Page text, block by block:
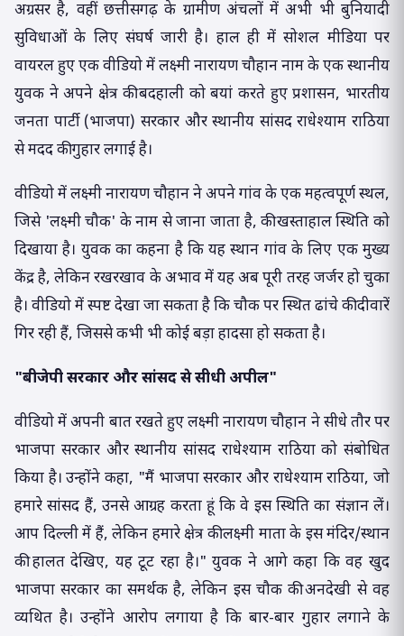
अग्रसर है, वहीं छत्तीसगढ़ के ग्रामीण अंचलों में अभी भी बुनियादी
सुविधाओं के लिए संघर्ष जारी है। हाल ही में सोशल मीडिया पर
वायरल हुए एक वीडियो में लक्ष्मी नारायण चौहान नाम के एक स्थानीय
युवक ने अपने क्षेत्र की बदहाली को बयां करते हुए प्रशासन, भारतीय
जनता पार्टी (भाजपा) सरकार और स्थानीय सांसद राधेश्याम राठिया
से मदद की गुहार लगाई है।
वीडियो में लक्ष्मी नारायण चौहान ने अपने गांव के एक महत्वपूर्ण स्थल,
जिसे 'लक्ष्मी चौक' के नाम से जाना जाता है, की खस्ताहाल स्थिति को
दिखाया है। युवक का कहना है कि यह स्थान गांव के लिए एक मुख्य
केंद्र है, लेकिन रखरखाव के अभाव में यह अब पूरी तरह जर्जर हो चुका
है। वीडियो में स्पष्ट देखा जा सकता है कि चौक पर स्थित ढांचे की दीवारें
गिर रही हैं, जिससे कभी भी कोई बड़ा हादसा हो सकता है।
"बीजेपी सरकार और सांसद से सीधी अपील"
वीडियो में अपनी बात रखते हुए लक्ष्मी नारायण चौहान ने सीधे तौर पर
भाजपा सरकार और स्थानीय सांसद राधेश्याम राठिया को संबोधित
किया है। उन्होंने कहा, "मैं भाजपा सरकार और राधेश्याम राठिया, जो
हमारे सांसद हैं, उनसे आग्रह करता हूं कि वे इस स्थिति का संज्ञान लें।
आप दिल्ली में हैं, लेकिन हमारे क्षेत्र की लक्ष्मी माता के इस मंदिर/स्थान
की हालत देखिए, यह टूट रहा है।" युवक ने आगे कहा कि वह खुद
भाजपा सरकार का समर्थक है, लेकिन इस चौक की अनदेखी से वह
व्यथित है। उन्होंने आरोप लगाया है कि बार-बार गुहार लगाने के